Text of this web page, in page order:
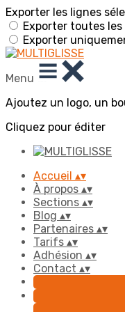
Exporter les lignes
Exporter toutes
Exporter
Menu
Ajoutez un logo, un
Cliquez pour éditer
Accueil ▴▾
À propos ▴▾
Sections ▴▾
Blog ▴▾
Partenaires ▴▾
Tarifs ▴▾
Adhésion ▴▾
Contact ▴▾